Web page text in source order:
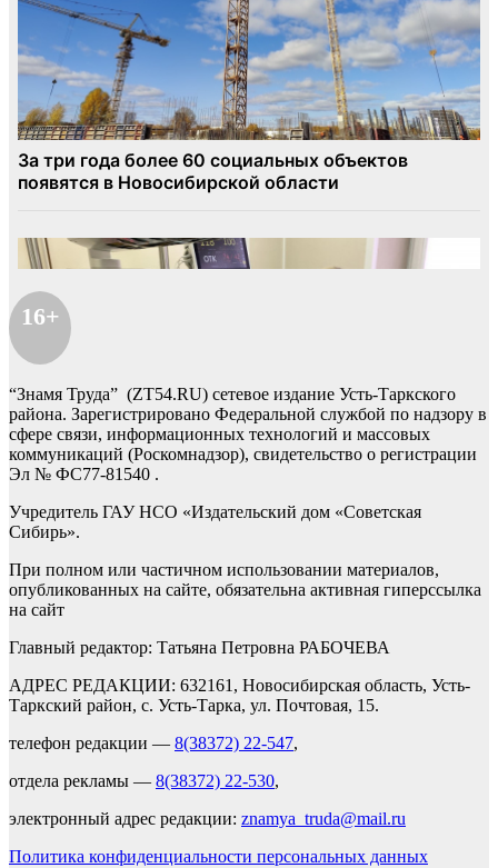
16+
“Знамя Труда” (ZT54.RU) сетевое издание Усть-Таркского
района. Зарегистрировано Федеральной службой по надзору в
сфере связи, информационных технологий и массовых
коммуникаций (Роскомнадзор), свидетельство о регистрации
Эл № ФС77-81540 .
Учредитель ГАУ НСО «Издательский дом «Советская
Сибирь».
При полном или частичном использовании материалов,
опубликованных на сайте, обязательна активная гиперссылка
на сайт
Главный редактор: Татьяна Петровна РАБОЧЕВА
АДРЕС РЕДАКЦИИ: 632161, Новосибирская область, Усть-
Таркский район, с. Усть-Тарка, ул. Почтовая, 15.
телефон редакции — 8(38372) 22-547,
отдела рекламы — 8(38372) 22-530,
электронный адрес редакции: znamya_truda@mail.ru
Политика конфиденциальности персональных данных